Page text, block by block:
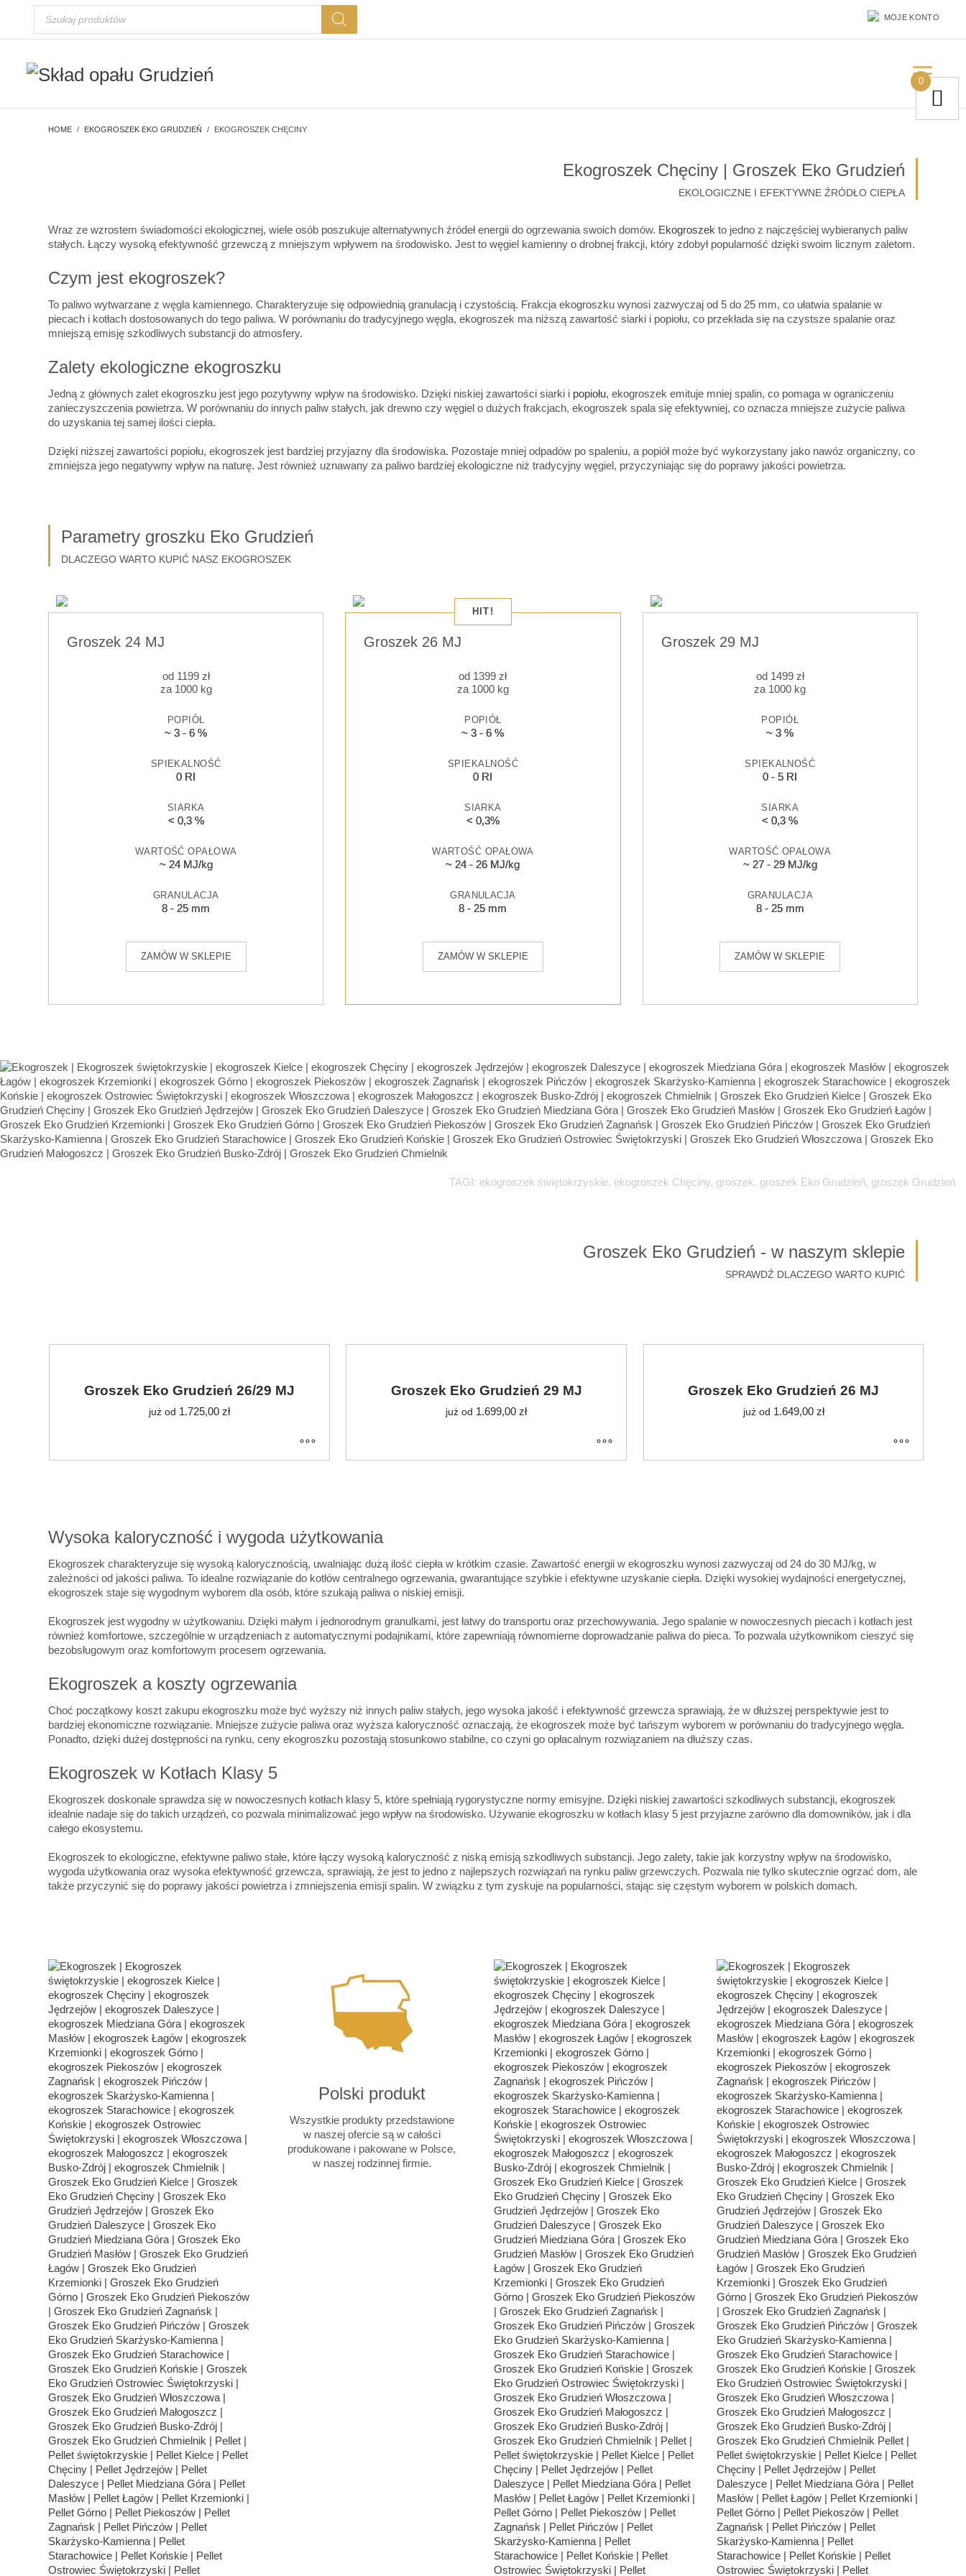
MOJE KONTO
HOME EKOGROSZEK EKO GRUDZIEŃ EKOGROSZEK CHĘCINY
Ekogroszek Chęciny | Groszek Eko Grudzień
EKOLOGICZNE I EFEKTYWNE ŹRÓDŁO CIEPŁA
Wraz ze wzrostem świadomości ekologicznej, wiele osób poszukuje alternatywnych źródeł energii do ogrzewania swoich domów. Ekogroszek to jedno z najczęściej wybieranych paliw
stałych. Łączy wysoką efektywność grzewczą z mniejszym wpływem na środowisko. Jest to węgiel kamienny o drobnej frakcji, który zdobył popularność dzięki swoim licznym zaletom.
Czym jest ekogroszek?
To paliwo wytwarzane z węgla kamiennego. Charakteryzuje się odpowiednią granulacją i czystością. Frakcja ekogroszku wynosi zazwyczaj od 5 do 25 mm, co ułatwia spalanie w
piecach i kotłach dostosowanych do tego paliwa. W porównaniu do tradycyjnego węgla, ekogroszek ma niższą zawartość siarki i popiołu, co przekłada się na czystsze spalanie oraz
mniejszą emisję szkodliwych substancji do atmosfery.
Zalety ekologiczne ekogroszku
Jedną z głównych zalet ekogroszku jest jego pozytywny wpływ na środowisko. Dzięki niskiej zawartości siarki i popiołu, ekogroszek emituje mniej spalin, co pomaga w ograniczeniu
zanieczyszczenia powietrza. W porównaniu do innych paliw stałych, jak drewno czy węgiel o dużych frakcjach, ekogroszek spala się efektywniej, co oznacza mniejsze zużycie paliwa
do uzyskania tej samej ilości ciepła.
Dzięki niższej zawartości popiołu, ekogroszek jest bardziej przyjazny dla środowiska. Pozostaje mniej odpadów po spaleniu, a popiół może być wykorzystany jako nawóz organiczny, co
zmniejsza jego negatywny wpływ na naturę. Jest również uznawany za paliwo bardziej ekologiczne niż tradycyjny węgiel, przyczyniając się do poprawy jakości powietrza.
Parametry groszku Eko Grudzień
DLACZEGO WARTO KUPIĆ NASZ EKOGROSZEK
Groszek 24 MJ
od1199 zł
za 1000 kg
POPIÓŁ
~ 3 - 6 %
SPIEKALNOŚĆ
0 RI
SIARKA
< 0,3 %
WARTOŚĆ OPAŁOWA
~ 24 MJ/kg
GRANULACJA
8 - 25 mm
ZAMÓW W SKLEPIE
HIT!
Groszek 26 MJ
od 1399zł
za 1000 kg
POPIÓŁ
~ 3 - 6 %
SPIEKALNOŚĆ
0 RI
SIARKA
< 0,3%
WARTOŚĆ OPAŁOWA
~ 24 - 26 MJ/kg
GRANULACJA
8 - 25 mm
ZAMÓW W SKLEPIE
Groszek 29 MJ
od1499 zł
za 1000 kg
POPIÓŁ
~ 3 %
SPIEKALNOŚĆ
0 - 5 RI
SIARKA
< 0,3 %
WARTOŚĆ OPAŁOWA
~ 27 - 29 MJ/kg
GRANULACJA
8 - 25 mm
ZAMÓW W SKLEPIE
TAGI: ekogroszek świętokrzyskie, ekogroszek Chęciny, groszek, groszek Eko Grudzień, groszek Grudzień
Groszek Eko Grudzień - w naszym sklepie
SPRAWDŹ DLACZEGO WARTO KUPIĆ
Groszek Eko Grudzień 26/29 MJ
już od 1.725,00 zł
Groszek Eko Grudzień 29 MJ
już od 1.699,00zł
Groszek Eko Grudzień 26 MJ
już od 1.649,00 zł
Wysoka kaloryczność i wygoda użytkowania
Ekogroszek charakteryzuje się wysoką kalorycznością, uwalniając dużą ilość ciepła w krótkim czasie. Zawartość energii w ekogroszku wynosi zazwyczaj od 24 do 30 MJ/kg, w
zależności od jakości paliwa. To idealne rozwiązanie do kotłów centralnego ogrzewania, gwarantujące szybkie i efektywne uzyskanie ciepła. Dzięki wysokiej wydajności energetycznej,
ekogroszek staje się wygodnym wyborem dla osób, które szukają paliwa o niskiej emisji.
Ekogroszek jest wygodny w użytkowaniu. Dzięki małym i jednorodnym granulkami, jest łatwy do transportu oraz przechowywania. Jego spalanie w nowoczesnych piecach i kotłach jest
również komfortowe, szczególnie w urządzeniach z automatycznymi podajnikami, które zapewniają równomierne doprowadzanie paliwa do pieca. To pozwala użytkownikom cieszyć się
bezobsługowym oraz komfortowym procesem ogrzewania.
Ekogroszek a koszty ogrzewania
Choć początkowy koszt zakupu ekogroszku może być wyższy niż innych paliw stałych, jego wysoka jakość i efektywność grzewcza sprawiają, że w dłuższej perspektywie jest to
bardziej ekonomiczne rozwiązanie. Mniejsze zużycie paliwa oraz wyższa kaloryczność oznaczają, że ekogroszek może być tańszym wyborem w porównaniu do tradycyjnego węgla.
Ponadto, dzięki dużej dostępności na rynku, ceny ekogroszku pozostają stosunkowo stabilne, co czyni go opłacalnym rozwiązaniem na dłuższy czas.
Ekogroszek w Kotłach Klasy 5
Ekogroszek doskonale sprawdza się w nowoczesnych kotłach klasy 5, które spełniają rygorystyczne normy emisyjne. Dzięki niskiej zawartości szkodliwych substancji, ekogroszek
idealnie nadaje się do takich urządzeń, co pozwala minimalizować jego wpływ na środowisko. Używanie ekogroszku w kotłach klasy 5 jest przyjazne zarówno dla domowników, jak i dla
całego ekosystemu.
Ekogroszek to ekologiczne, efektywne paliwo stałe, które łączy wysoką kaloryczność z niską emisją szkodliwych substancji. Jego zalety, takie jak korzystny wpływ na środowisko,
wygoda użytkowania oraz wysoka efektywność grzewcza, sprawiają, że jest to jedno z najlepszych rozwiązań na rynku paliw grzewczych. Pozwala nie tylko skutecznie ogrzać dom, ale
także przyczynić się do poprawy jakości powietrza i zmniejszenia emisji spalin. W związku z tym zyskuje na popularności, stając się częstym wyborem w polskich domach.
Polski produkt
Wszystkie produkty przedstawione
w naszej ofercie są w całości
produkowane i pakowane w Polsce,
w naszej rodzinnej firmie.
0